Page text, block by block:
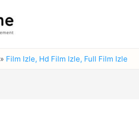
Film Izle, Hd Film Izle, Full Film Izle